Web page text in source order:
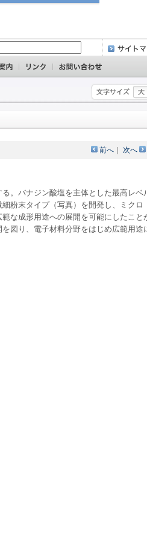
前へ 次へ
。バナジン酸塩を主体とした最高レベ
粉末タイプ（写真）を開発し、ミクロ
な成形用途への展開を可能にしたこと
図り、電子材料分野をはじめ広範用途